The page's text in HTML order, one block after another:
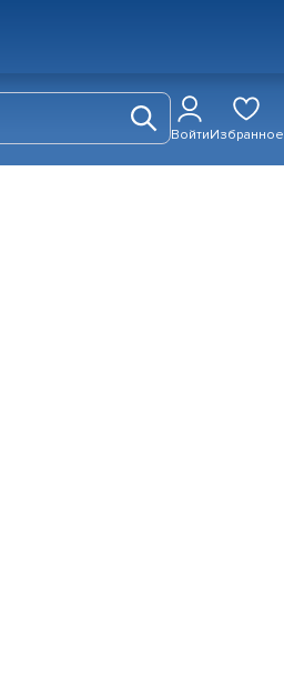
ВойтиИзбранное